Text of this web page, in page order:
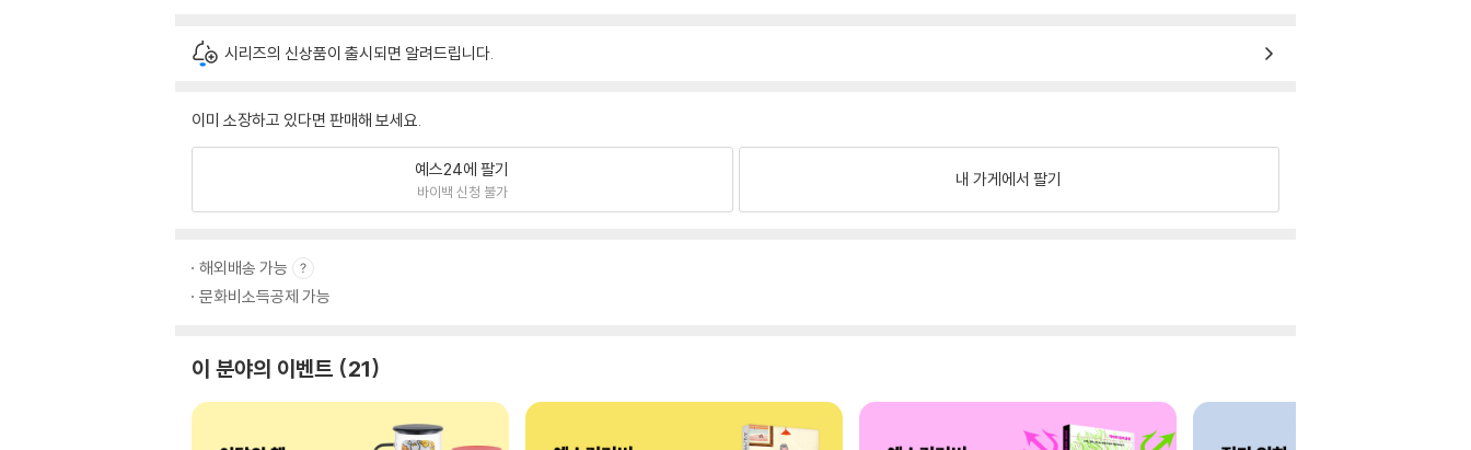
시리즈의 신상품이 출시되면 알려드립니다.
이미 소장하고 있다면 판매해 보세요.
예스24에 팔기
바이백 신청 불가
내 가게에서 팔기
해외배송 가능
문화비소득공제 가능
이 분야의 이벤트 21